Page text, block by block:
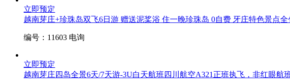
立即预定
越南芽庄+珍珠岛双飞6日游 赠送泥桨浴 住一晚珍珠岛 0自费 牙庄特色景点
编号：11603 电询
立即预定
越南芽庄四岛全景6天/7天游-3U白天航班 四川航空A321正班执飞，非红眼航